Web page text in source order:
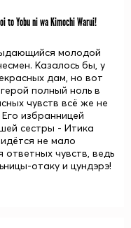
to Yobu ni wa Kimochi Warui!
молодой
Казалось бы, у
дам, но вот
полный ноль в
чувств всё же не
избранницей
сестры - Итика
не мало
чувств, ведь
отаку и цундэрэ!